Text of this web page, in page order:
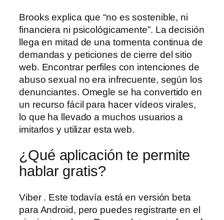
Brooks explica que “no es sostenible, ni
financiera ni psicológicamente”. La decisión
llega en mitad de una tormenta continua de
demandas y peticiones de cierre del sitio
web. Encontrar perfiles con intenciones de
abuso sexual no era infrecuente, según los
denunciantes. Omegle se ha convertido en
un recurso fácil para hacer vídeos virales,
lo que ha llevado a muchos usuarios a
imitarlos y utilizar esta web.
¿Qué aplicación te permite
hablar gratis?
Viber . Este todavía está en versión beta
para Android, pero puedes registrarte en el